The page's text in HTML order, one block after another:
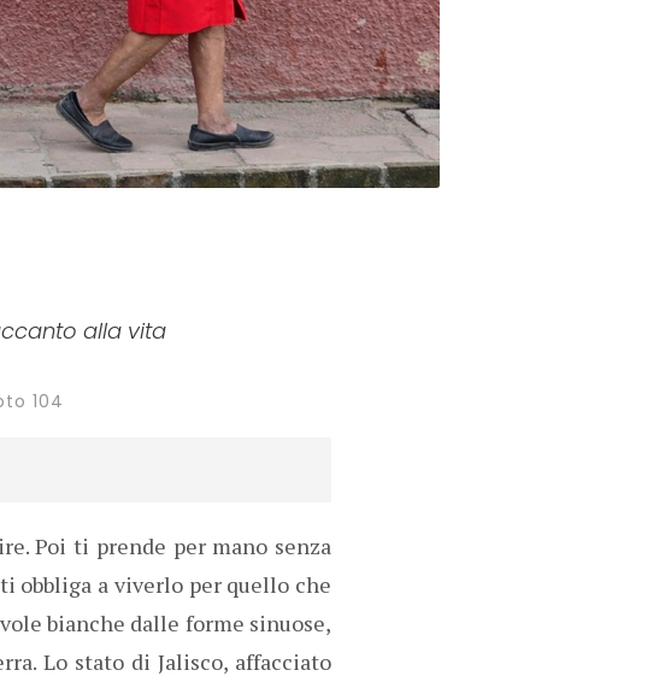
alla vita
104
Poi ti prende per mano senza
obbliga a viverlo per quello che
bianche dalle forme sinuose,
Lo stato di Jalisco, affacciato